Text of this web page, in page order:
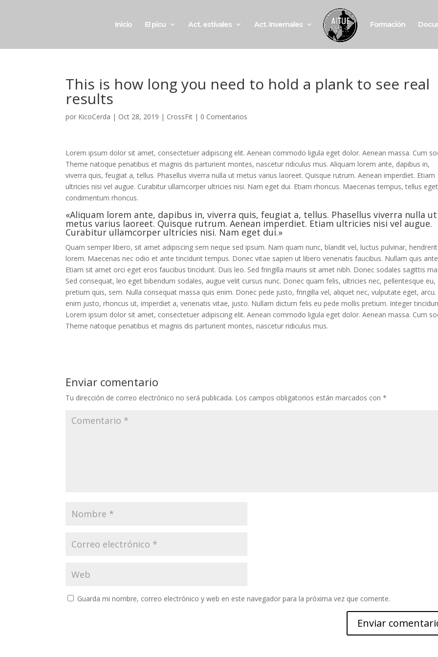
Inicio El picu Act. estivales Act. Invernales Formación
This is how long you need to hold a plank to see real
results
por KicoCerda | Oct 28, 2019 | CrossFit | 0 Comentarios
Lorem ipsum dolor sit amet, consectetuer adipiscing elit. Aenean commodo ligula eget dolor. Aenean massa. Cum
Theme natoque penatibus et magnis dis parturient montes, nascetur ridiculus mus. Aliquam lorem ante, dapibus in,
viverra quis, feugiat a, tellus. Phasellus viverra nulla ut metus varius laoreet. Quisque rutrum. Aenean imperdiet. Etiam
ultricies nisi vel augue. Curabitur ullamcorper ultricies nisi. Nam eget dui. Etiam rhoncus. Maecenas tempus, tellus eget
condimentum rhoncus.
«Aliquam lorem ante, dapibus in, viverra quis, feugiat a, tellus. Phasellus viverra nulla ut
metus varius laoreet. Quisque rutrum. Aenean imperdiet. Etiam ultricies nisi vel augue.
Curabitur ullamcorper ultricies nisi. Nam eget dui.»
Quam semper libero, sit amet adipiscing sem neque sed ipsum. Nam quam nunc, blandit vel, luctus pulvinar,
lorem. Maecenas nec odio et ante tincidunt tempus. Donec vitae sapien ut libero venenatis faucibus. Nullam quis
Etiam sit amet orci eget eros faucibus tincidunt. Duis leo. Sed fringilla mauris sit amet nibh. Donec sodales sagittis
Sed consequat, leo eget bibendum sodales, augue velit cursus nunc. Donec quam felis, ultricies nec, pellentesque eu,
pretium quis, sem. Nulla consequat massa quis enim. Donec pede justo, fringilla vel, aliquet nec, vulputate eget, arcu.
enim justo, rhoncus ut, imperdiet a, venenatis vitae, justo. Nullam dictum felis eu pede mollis pretium. Integer
Lorem ipsum dolor sit amet, consectetuer adipiscing elit. Aenean commodo ligula eget dolor. Aenean massa. Cum
Theme natoque penatibus et magnis dis parturient montes, nascetur ridiculus mus.
Enviar comentario
Tu dirección de correo electrónico no será publicada. Los campos obligatorios están marcados con*
Guarda mi nombre, correo electrónico y web en este navegador para la próxima vez que comente.